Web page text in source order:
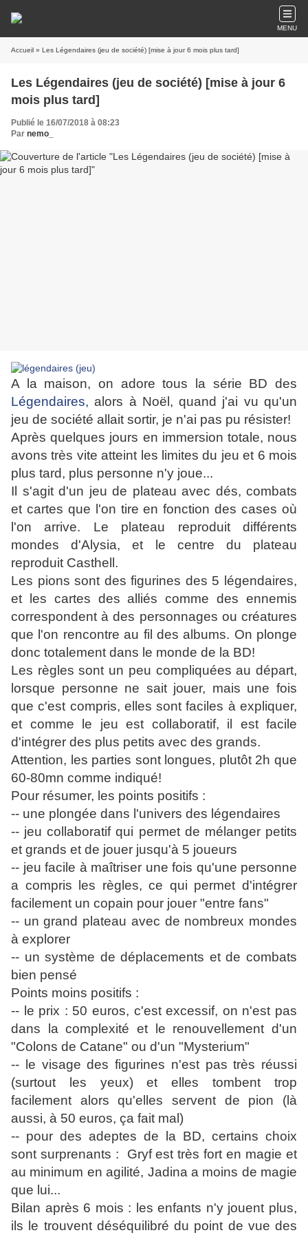
MENU
Accueil » Les Légendaires (jeu de société) [mise à jour 6 mois plus tard]
Les Légendaires (jeu de société) [mise à jour 6
mois plus tard]
Publié le 16/07/2018 à 08:23
Par nemo_
A la maison, on adore tous la série BD des
Légendaires,alors à Noël, quand j'ai vu qu'un
jeu de société allait sortir, je n'ai pas pu résister!
Après quelques jours en immersion totale, nous
avons très vite atteint les limites du jeu et 6 mois
plus tard, plus personne n'y joue...
Il s'agit d'un jeu de plateau avec dés, combats
et cartes que l'on tire en fonction des cases où
l'on arrive. Le plateau reproduit différents
mondes d'Alysia, et le centre du plateau
reproduit Casthell.
Les pions sont des figurines des 5 légendaires,
et les cartes des alliés comme des ennemis
correspondent à des personnages ou créatures
que l'on rencontre au fil des albums. On plonge
donc totalement dans le monde de la BD!
Les règles sont un peu compliquées au départ,
lorsque personne ne sait jouer, mais une fois
que c'est compris, elles sont faciles à expliquer,
et comme le jeu est collaboratif, il est facile
d'intégrer des plus petits avec des grands.
Attention, les parties sont longues, plutôt 2h que
60-80mn comme indiqué!
Pour résumer, les points positifs :
-- une plongée dans l'univers des légendaires
-- jeu collaboratif qui permet de mélanger petits
et grands et de jouer jusqu'à 5 joueurs
-- jeu facile à maîtriser une fois qu'une personne
a compris les règles, ce qui permet d'intégrer
facilement un copain pour jouer "entre fans"
-- un grand plateau avec de nombreux mondes
à explorer
-- un système de déplacements et de combats
bien pensé
Points moins positifs :
-- le prix : 50 euros, c'est excessif, on n'est pas
dans la complexité et le renouvellement d'un
"Colons de Catane" ou d'un "Mysterium"
-- le visage des figurines n'est pas très réussi
(surtout les yeux) et elles tombent trop
facilement alors qu'elles servent de pion (là
aussi, à 50 euros, ça fait mal)
-- pour des adeptes de la BD, certains choix
sont surprenants : Gryf est très fort en magie et
au minimum en agilité, Jadina a moins de magie
que lui...
Bilan après 6 mois : les enfants n'y jouent plus,
ils le trouvent déséquilibré du point de vue des